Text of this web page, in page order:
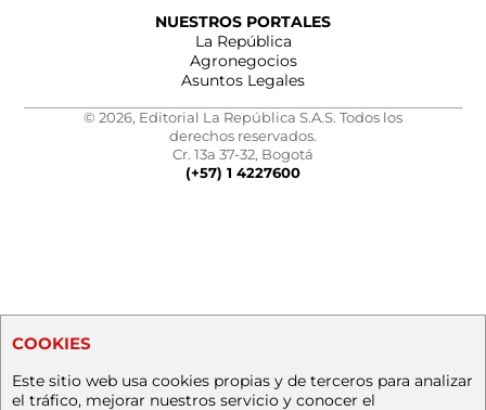
NUESTROS PORTALES
La República
Agronegocios
Asuntos Legales
© 2026, Editorial La República S.A.S. Todos los
derechos reservados.
Cr. 13a 37-32, Bogotá
(+57) 1 4227600
COOKIES
Este sitio web usa cookies propias y de terceros para analizar
el tráfico, mejorar nuestros servicio y conocer el